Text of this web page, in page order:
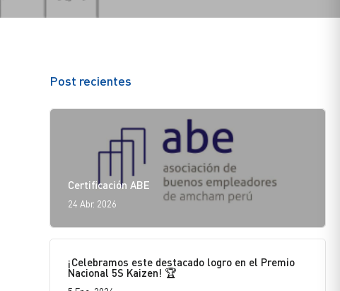
Post recientes
Certificación ABE
24 Abr. 2026
¡Celebramos este destacado logro en el Premio
Nacional 5S Kaizen! 🏆